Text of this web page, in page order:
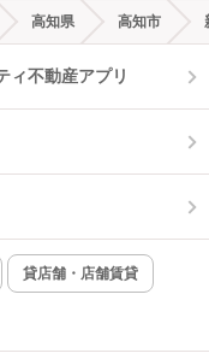
都市ガス
ートロック
インターネット無料
件一覧に反映
高知県 高知市
ィ不動産アプリ
貸店舗・店舗賃貸